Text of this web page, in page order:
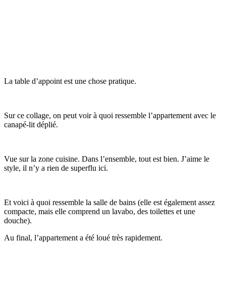
La table d’appoint est une chose pratique.
Sur ce collage, on peut voir à quoi ressemble l’appartement avec le
canapé-lit déplié.
Vue sur la zone cuisine. Dans l’ensemble, tout est bien. J’aime le
style, il n’y a rien de superflu ici.
Et voici à quoi ressemble la salle de bains (elle est également assez
compacte, mais elle comprend un lavabo, des toilettes et une
douche).
Au final, l’appartement a été loué très rapidement.